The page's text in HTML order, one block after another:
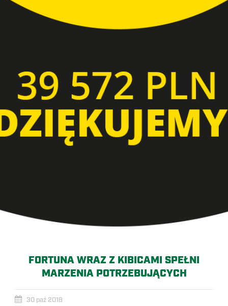
FORTUNA WRAZ Z KIBICAMI SPEŁNI
MARZENIA POTRZEBUJĄCYCH
30 paź 2018